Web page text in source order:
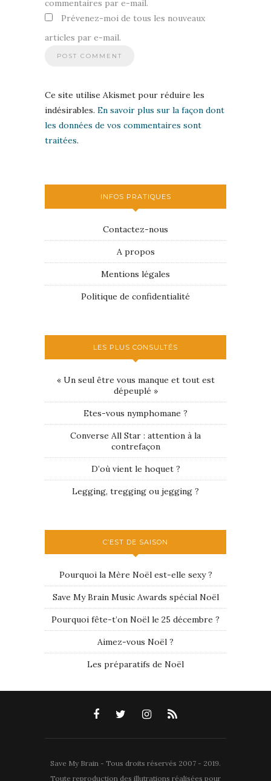
commentaires par e-mail.
Prévenez-moi de tous les nouveaux
articles par e-mail.
Ce site utilise Akismet pour réduire les
indésirables. En savoir plus sur la façon dont
les données de vos commentaires sont
traitées.
INFOS PRATIQUES
Contactez-nous
A propos
Mentions légales
Politique de confidentialité
LES PLUS CONSULTÉS
« Un seul être vous manque et tout est
dépeuplé »
Etes-vous nymphomane ?
Converse All Star : attention à la
contrefaçon
D’où vient le hoquet ?
Legging, tregging ou jegging ?
C’EST DE SAISON
Pourquoi la Mère Noël est-elle sexy ?
Save My Brain Music Awards spécial Noël
Pourquoi fête-t’on Noël le 25 décembre ?
Aimez-vous Noël ?
Les préparatifs de Noël
Save My Brain - Tous droits réservés 2007 - 2019.
Toute reproduction des illutrations réalisées pour